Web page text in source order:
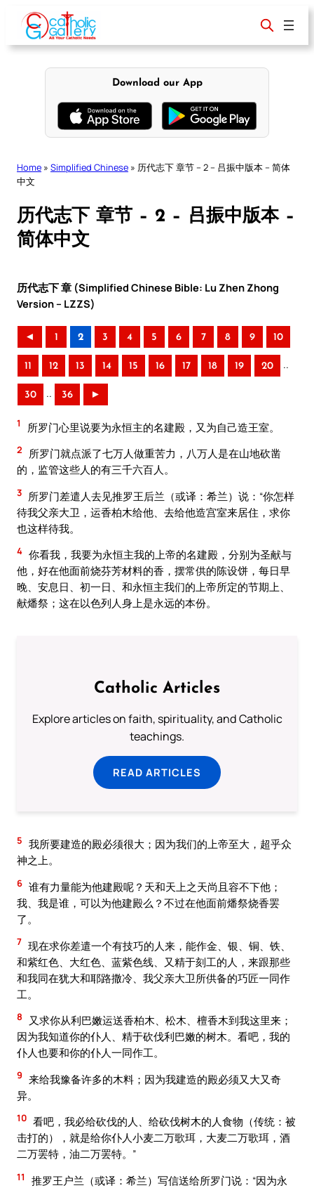
content
Download our App
Home » Simplified Chinese » 历代志下 章节 – 2 – 吕振中版本 – 简体
中文
历代志下 章节 – 2 – 吕振中版本 –
简体中文
历代志下 章 (Simplified Chinese Bible: Lu Zhen Zhong
Version – LZZS)
◄ 1 2 3 4 5 6 7 8 9 10
11 12 13 14 15 16 17 18 19 20 ..
30 .. 36 ►
1 所罗门心里说要为永恒主的名建殿，又为自己造王室。
2
所罗门就点派了七万人做重苦力，八万人是在山地砍凿
的，监管这些人的有三千六百人。
3
所罗门差遣人去见推罗王后兰（或译：希兰）说：“你怎样
待我父亲大卫，运香柏木给他、去给他造宫室来居住，求你
也这样待我。
4 你看我，我要为永恒主我的上帝的名建殿，分别为圣献与
他，好在他面前烧芬芳材料的香，摆常供的陈设饼，每日早
晚、安息日、初一日、和永恒主我们的上帝所定的节期上、
献燔祭；这在以色列人身上是永远的本份。
Catholic Articles
Explore articles on faith, spirituality, and Catholic
teachings.
READ ARTICLES
5 我所要建造的殿必须很大；因为我们的上帝至大，超乎众
神之上。
6 谁有力量能为他建殿呢？天和天上之天尚且容不下他；
我、我是谁，可以为他建殿么？不过在他面前燔祭烧香罢
了。
7 现在求你差遣一个有技巧的人来，能作金、银、铜、铁、
和紫红色、大红色、蓝紫色线、又精于刻工的人，来跟那些
和我同在犹大和耶路撒冷、我父亲大卫所供备的巧匠一同作
工。
8
又求你从利巴嫩运送香柏木、松木、檀香木到我这里来；
因为我知道你的仆人、精于砍伐利巴嫩的树木。看吧，我的
仆人也要和你的仆人一同作工。
9 来给我豫备许多的木料；因为我建造的殿必须又大又奇
异。
10 看吧，我必给砍伐的人、给砍伐树木的人食物（传统：被
击打的），就是给你仆人小麦二万歌珥，大麦二万歌珥，酒
二万罢特，油二万罢特。”
11
推罗王户兰（或译：希兰）写信送给所罗门说：“因为永